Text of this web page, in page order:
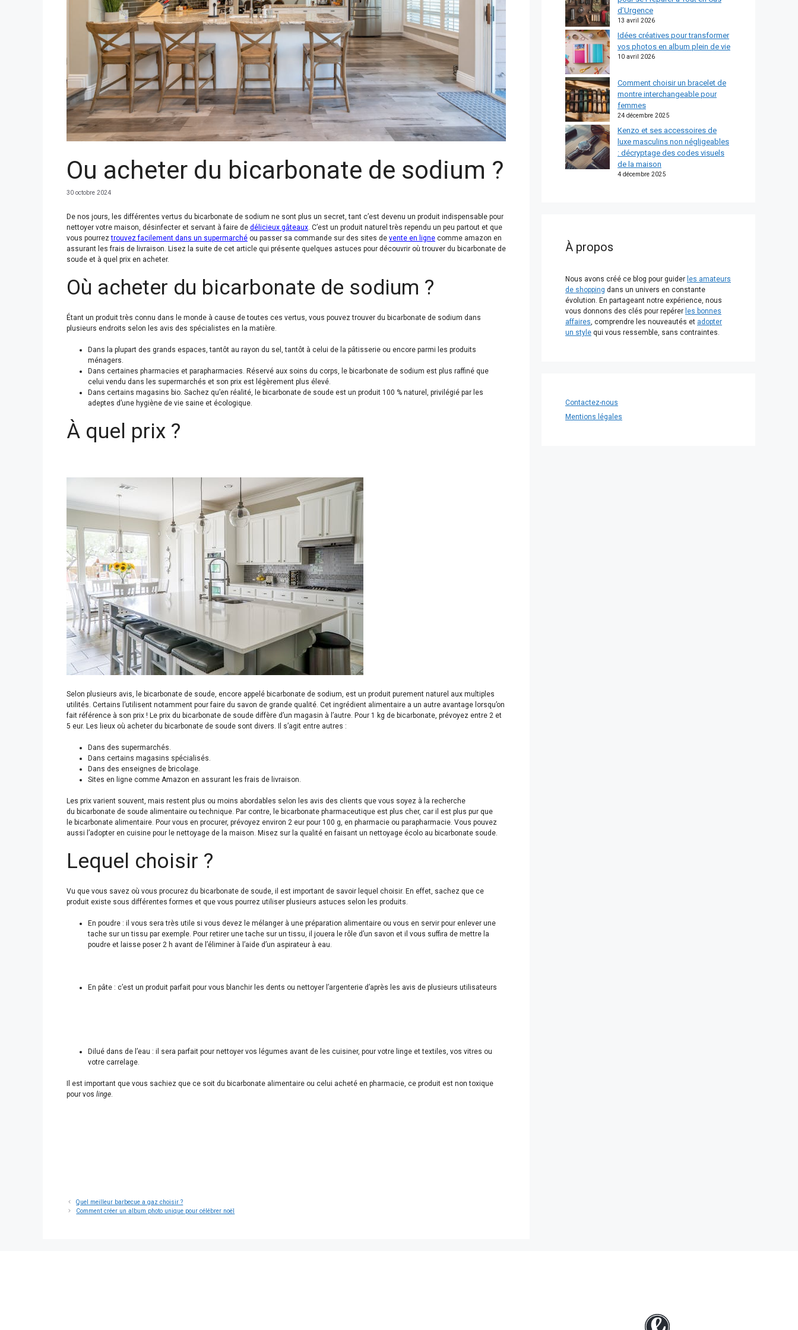
Ou acheter du bicarbonate de sodium ?
30 octobre 2024
De nos jours, les différentes vertus du bicarbonate de sodium ne sont plus un secret, tant c’est devenu un produit indispensable pour
nettoyer votre maison, désinfecter et servant à faire de délicieux gâteaux. C’est un produit naturel très rependu un peu partout et que
vous pourreztrouvez facilement dans un supermarché ou passer sa commande sur des sites de vente en ligne comme amazon en
assurant les frais de livraison. Lisez la suite de cet article qui présente quelques astuces pour découvrir où trouver du bicarbonate de
soude et à quel prix en acheter.
Où acheter du bicarbonate de sodium ?
Étant un produit très connu dans le monde à cause de toutes ces vertus, vous pouvez trouver du bicarbonate de sodium dans
plusieurs endroits selon les avis des spécialistes en la matière.
Dans la plupart des grands espaces, tantôt au rayon du sel, tantôt à celui de la pâtisserie ou encore parmi les produits
ménagers.
Dans certaines pharmacies et parapharmacies. Réservé aux soins du corps, le bicarbonate de sodium est plus raffiné que
celui vendu dans les supermarchés et son prix est légèrement plus élevé.
Dans certains magasins bio. Sachez qu’en réalité, le bicarbonate de soude est un produit 100 % naturel, privilégié par les
adeptes d’une hygiène de vie saine et écologique.
À quel prix ?
Selon plusieurs avis, le bicarbonate de soude, encore appelé bicarbonate de sodium, est un produit purement naturel aux multiples
utilités. Certains l’utilisent notamment pour faire du savon de grande qualité. Cet ingrédient alimentaire a un autre avantage lorsqu’on
fait référence à son prix ! Le prix du bicarbonate de soude diffère d’un magasin à l’autre. Pour 1 kg de bicarbonate, prévoyez entre 2 et
5 eur. Les lieux où acheter du bicarbonate de soude sont divers. Il s’agit entre autres :
Dans des supermarchés.
Dans certains magasins spécialisés.
Dans des enseignes de bricolage.
Sites en ligne comme Amazon en assurant les frais de livraison.
Les prix varient souvent, mais restent plus ou moins abordables selon les avis des clients que vous soyez à la recherche
du bicarbonate de soude alimentaire ou technique. Par contre, le bicarbonate pharmaceutique est plus cher, car il est plus pur que
le bicarbonate alimentaire. Pour vous en procurer, prévoyez environ 2 eur pour 100 g, en pharmacie ou parapharmacie. Vous pouvez
aussi l’adopter en cuisine pour le nettoyage de la maison. Misez sur la qualité en faisant un nettoyage écolo au bicarbonate soude.
Lequel choisir ?
Vu que vous savez où vous procurez du bicarbonate de soude, il est important de savoir lequel choisir. En effet, sachez que ce
produit existe sous différentes formes et que vous pourrez utiliser plusieurs astuces selon les produits.
En poudre : il vous sera très utile si vous devez le mélanger à une préparation alimentaire ou vous en servir pour enlever une
tache sur un tissu par exemple. Pour retirer une tache sur un tissu, il jouera le rôle d’un savon et il vous suffira de mettre la
poudre et laisse poser 2 h avant de l’éliminer à l’aide d’un aspirateur à eau.
En pâte : c’est un produit parfait pour vous blanchir les dents ou nettoyer l’argenterie d’après les avis de plusieurs utilisateurs
Dilué dans de l’eau : il sera parfait pour nettoyer vos légumes avant de les cuisiner, pour votre linge et textiles, vos vitres ou
votre carrelage.
Il est important que vous sachiez que ce soit du bicarbonate alimentaire ou celui acheté en pharmacie, ce produit est non toxique
pour vos linge.
Quel meilleur barbecue a gaz choisir ?
Comment créer un album photo unique pour célébrer noël
d’Urgence
13 avril 2026
Idées créatives pour transformer
vos photos en album plein de vie
10 avril 2026
Comment choisir un bracelet de
montre interchangeable pour
femmes
24 décembre 2025
Kenzo et ses accessoires de
luxe masculins non négligeables
: décryptage des codes visuels
de la maison
4 décembre 2025
À propos
Nous avons créé ce blog pour guider les amateurs
de shopping dans un univers en constante
évolution. En partageant notre expérience, nous
vous donnons des clés pour repérer les bonnes
affaires, comprendre les nouveautés et adopter
un style qui vous ressemble, sans contraintes.
Contactez-nous
Mentions légales